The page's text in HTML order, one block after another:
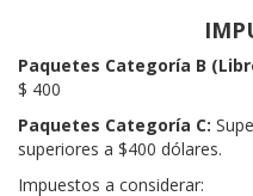
Desde 0% al 30%
arancelaria
FODINFA:
IVA:12%
Consultar